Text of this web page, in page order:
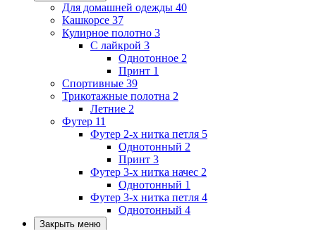
Для домашней одежды 40
Кашкорсе 37
Кулирное полотно 3
С лайкрой 3
Однотонное 2
Принт 1
Спортивные 39
Трикотажные полотна 2
Летние 2
Футер 11
Футер 2-х нитка петля 5
Однотонный 2
Принт 3
Футер 3-х нитка начес 2
Однотонный 1
Футер 3-х нитка петля 4
Однотонный 4
Закрыть меню